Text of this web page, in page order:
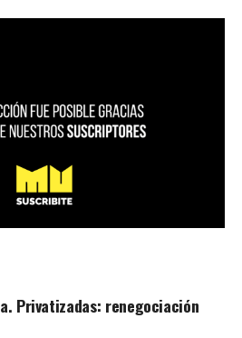
Privatizadas: renegociación